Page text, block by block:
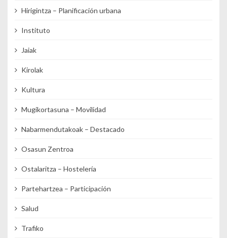
Hirigintza – Planificación urbana
Instituto
Jaiak
Kirolak
Kultura
Mugikortasuna – Movilidad
Nabarmendutakoak – Destacado
Osasun Zentroa
Ostalaritza – Hostelería
Partehartzea – Participación
Salud
Trafiko